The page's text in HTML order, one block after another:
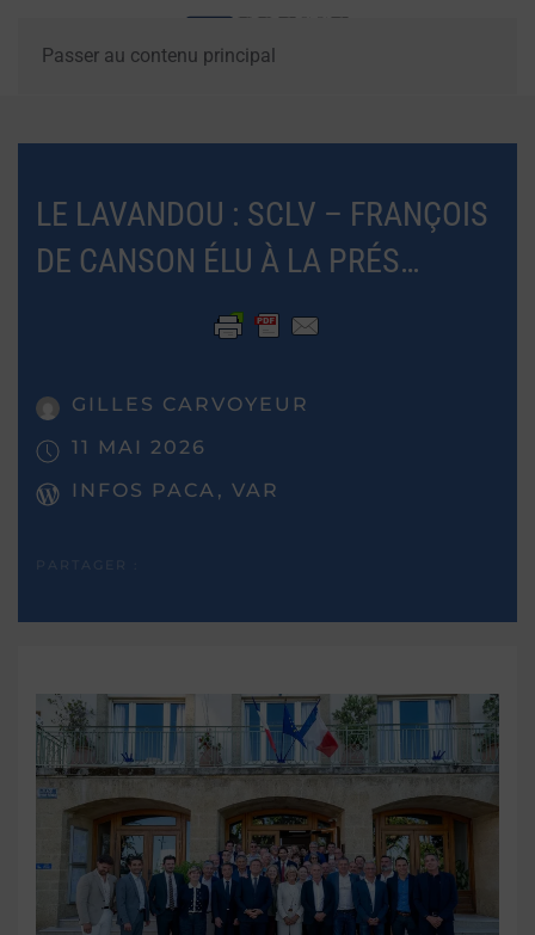
Passer au contenu principal
LE LAVANDOU : SCLV – FRANÇOIS
DE CANSON ÉLU À LA PRÉS…
GILLES CARVOYEUR
11 MAI 2026
INFOS PACA, VAR